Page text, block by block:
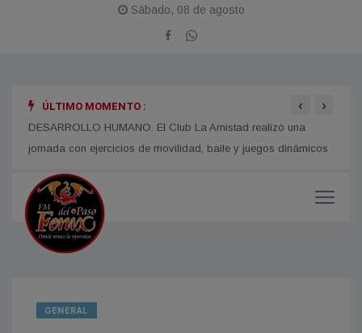
Sábado, 08 de agosto
ÚLTIMO MOMENTO :
DESARROLLO HUMANO. El Club La Amistad realizó una
jornada con ejercicios de movilidad, baile y juegos dinámicos
‹ ›
GENERAL